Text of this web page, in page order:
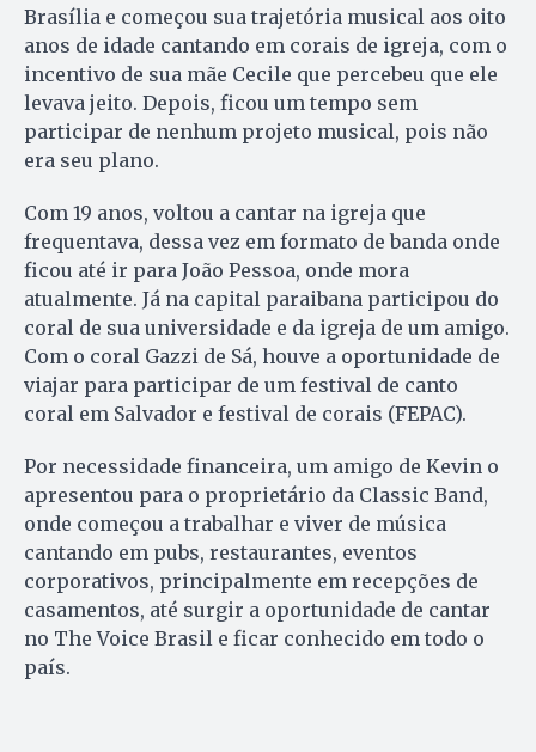
Brasília e começou sua trajetória musical aos oito
anos de idade cantando em corais de igreja, com o
incentivo de sua mãe Cecile que percebeu que ele
levava jeito. Depois, ficou um tempo sem
participar de nenhum projeto musical, pois não
era seu plano.
Com 19 anos, voltou a cantar na igreja que
frequentava, dessa vez em formato de banda onde
ficou até ir para João Pessoa, onde mora
atualmente. Já na capital paraibana participou do
coral de sua universidade e da igreja de um amigo.
Com o coral Gazzi de Sá, houve a oportunidade de
viajar para participar de um festival de canto
coral em Salvador e festival de corais (FEPAC).
Por necessidade financeira, um amigo de Kevin o
apresentou para o proprietário da Classic Band,
onde começou a trabalhar e viver de música
cantando em pubs, restaurantes, eventos
corporativos, principalmente em recepções de
casamentos, até surgir a oportunidade de cantar
no The Voice Brasil e ficar conhecido em todo o
país.